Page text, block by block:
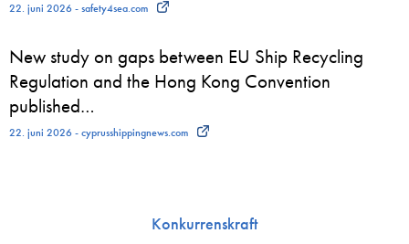
22. juni 2026 - safety4sea.com
New study on gaps between EU Ship Recycling
Regulation and the Hong Kong Convention
published…
22. juni 2026 - cyprusshippingnews.com
Konkurrenskraft